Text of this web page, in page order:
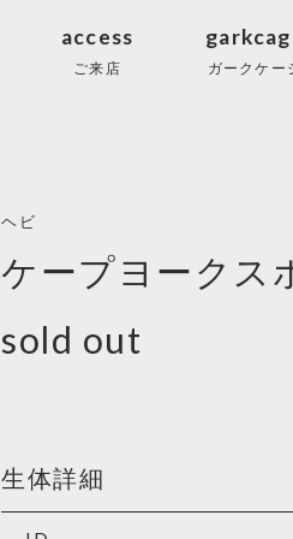
access
ご来店 ガークケー
ヘビ
ケープヨークス
sold out
生体詳細